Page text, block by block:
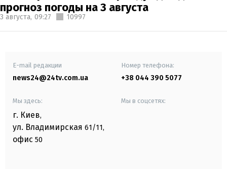
прогноз погоды на 3 августа
3 августа, 09:27 10997
E-mail редакции
news24@24tv.com.ua
Номер телефона:
+38 044 390 5077
Мы здесь:
г. Киев,
ул. Владимирская 61/11,
офис 50
Мы в соцсетях: